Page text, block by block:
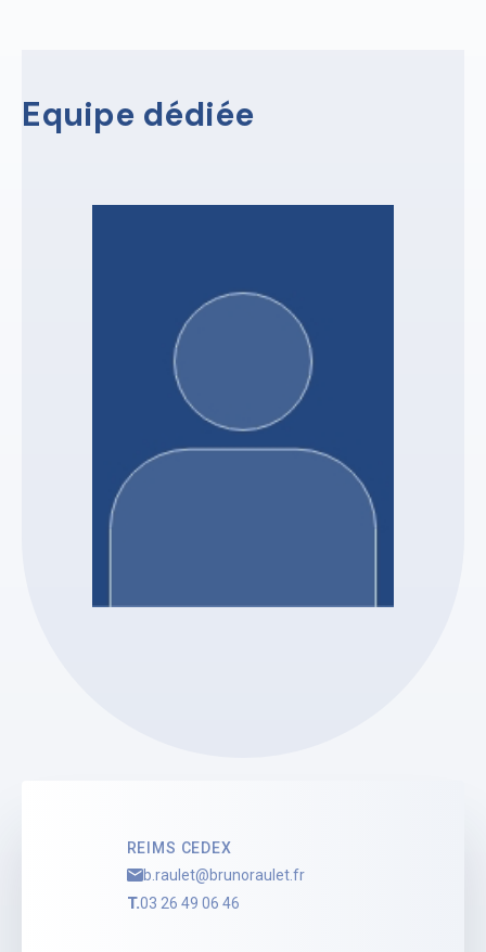
Equipe dédiée
REIMS CEDEX
b.raulet@brunoraulet.fr
T.03 26 49 06 46